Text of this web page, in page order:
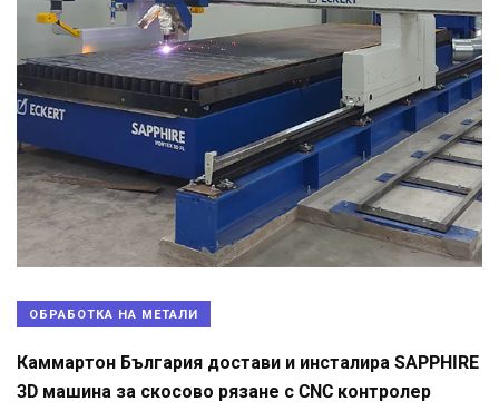
ОБРАБОТКА НА МЕТАЛИ
Каммартон България достави и инсталира SAPPHIRE
3D машина за скосово рязане с CNC контролер